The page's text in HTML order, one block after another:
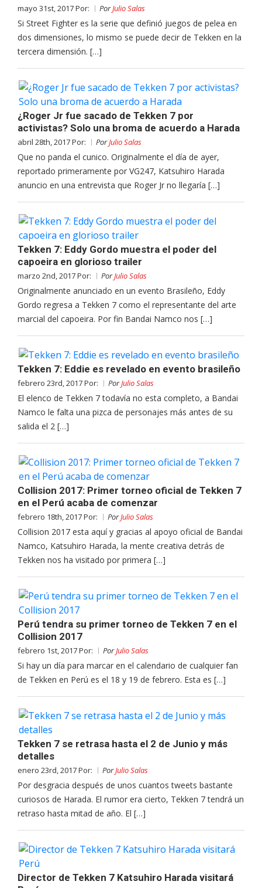
mayo 31st, 2017 Por: PorJulio Salas
Si Street Fighter es la serie que definió juegos de pelea en
dos dimensiones, lo mismo se puede decir de Tekken en la
tercera dimensión. […]
¿Roger Jr fue sacado de Tekken 7 por
activistas? Solo una broma de acuerdo a Harada
abril 28th, 2017 Por: PorJulio Salas
Que no panda el cunico. Originalmente el día de ayer,
reportado primeramente por VG247, Katsuhiro Harada
anuncio en una entrevista que Roger Jr no llegaría […]
Tekken 7: Eddy Gordo muestra el poder del
capoeira en glorioso trailer
marzo 2nd, 2017 Por: PorJulio Salas
Originalmente anunciado en un evento Brasileño, Eddy
Gordo regresa a Tekken 7 como el representante del arte
marcial del capoeira. Por fin Bandai Namco nos […]
Tekken 7: Eddie es revelado en evento brasileño
febrero 23rd, 2017 Por: PorJulio Salas
El elenco de Tekken 7 todavía no esta completo, a Bandai
Namco le falta una pizca de personajes más antes de su
salida el 2 […]
Collision 2017: Primer torneo oficial de Tekken 7
en el Perú acaba de comenzar
febrero 18th, 2017 Por: PorJulio Salas
Collision 2017 esta aquí y gracias al apoyo oficial de Bandai
Namco, Katsuhiro Harada, la mente creativa detrás de
Tekken nos ha visitado por primera […]
Perú tendra su primer torneo de Tekken 7 en el
Collision 2017
febrero 1st, 2017 Por: PorJulio Salas
Si hay un día para marcar en el calendario de cualquier fan
de Tekken en Perú es el 18 y 19 de febrero. Esta es […]
Tekken 7 se retrasa hasta el 2 de Junio y más
detalles
enero 23rd, 2017 Por: PorJulio Salas
Por desgracia después de unos cuantos tweets bastante
curiosos de Harada. El rumor era cierto, Tekken 7 tendrá un
retraso hasta mitad de año. El […]
Director de Tekken 7 Katsuhiro Harada visitará